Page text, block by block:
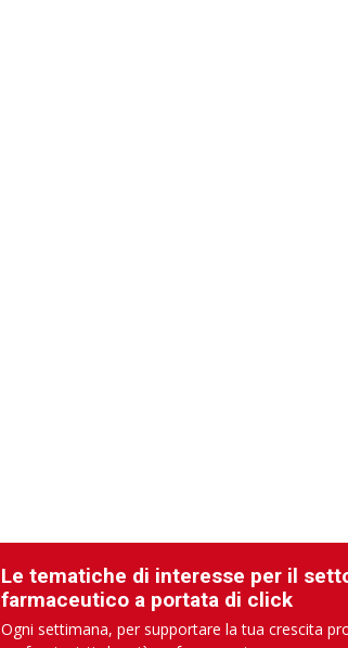
Le tematiche di interesse per il
farmaceutico a portata di click
Ogni settimana, per supportare la tua crescita